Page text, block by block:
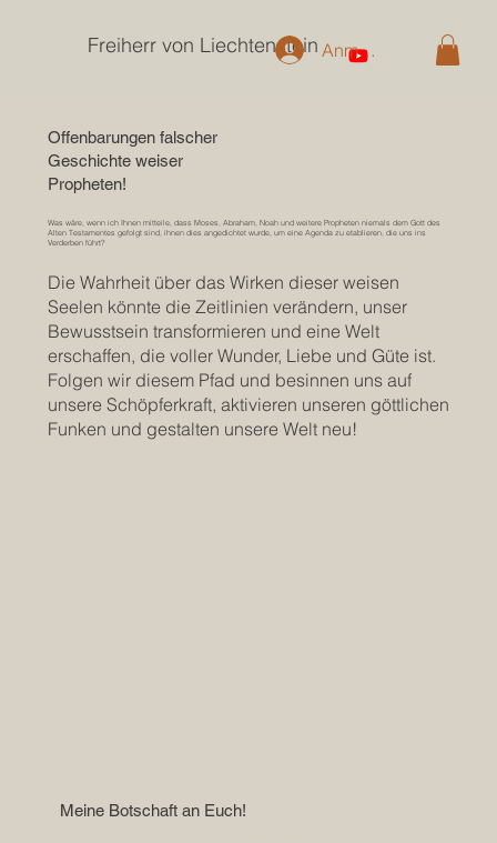
Freiherr von Liechtenstein Anmelden
Offenbarungen falscher
Geschichte weiser
Propheten!
Was wäre, wenn ich Ihnen mitteile, dass Moses, Abraham, Noah und weitere Propheten niemals dem Gott des
Alten Testamentes gefolgt sind, ihnen dies angedichtet wurde, um eine Agenda zu etablieren, die uns ins
Verderben führt?
Die Wahrheit über das Wirken dieser weisen
Seelen könnte die Zeitlinien verändern, unser
Bewusstsein transformieren und eine Welt
erschaffen, die voller Wunder, Liebe und Güte ist.
Folgen wir diesem Pfad und besinnen uns auf
unsere Schöpferkraft, aktivieren unseren göttlichen
Funken und gestalten unsere Welt neu!
Meine Botschaft an Euch!